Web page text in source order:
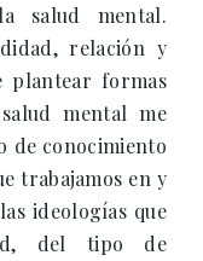
salud mental.
relación y
plantear formas
mental me
de conocimiento
trabajamos en y
ideologías que
del tipo de